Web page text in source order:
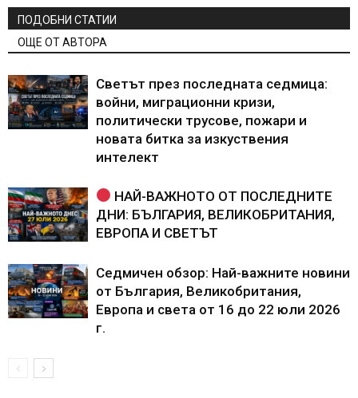
ПОДОБНИ СТАТИИ
ОЩЕ ОТ АВТОРА
Светът през последната седмица:
войни, миграционни кризи,
политически трусове, пожари и
новата битка за изкуствения
интелект
НАЙ-ВАЖНОТО ОТ ПОСЛЕДНИТЕ
ДНИ: БЪЛГАРИЯ, ВЕЛИКОБРИТАНИЯ,
ЕВРОПА И СВЕТЪТ
Седмичен обзор: Най-важните новини
от България, Великобритания,
Европа и света от 16 до 22 юли 2026
г.